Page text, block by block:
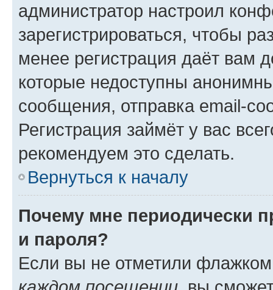
администратор настроил
зарегистрироваться, чтобы
менее регистрация даёт вам
которые недоступны
сообщения, отправка email-
Регистрация займёт у вас
рекомендуем это сделать.
Вернуться к началу
Почему мне периодически
и пароля?
Если вы не отметили